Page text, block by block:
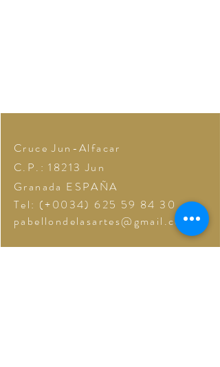
Cruce Jun-Alfacar
C.P.: 18213Jun
Granada ESPAÑA
Tel: (+0034) 625 59 84 30
pabellondelasartes@gmail.com